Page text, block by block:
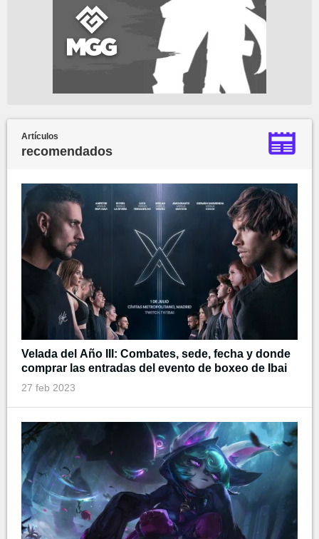
Artículos
recomendados
Velada del Año III: Combates, sede, fecha y donde
comprar las entradas del evento de boxeo de Ibai
27 feb 2023